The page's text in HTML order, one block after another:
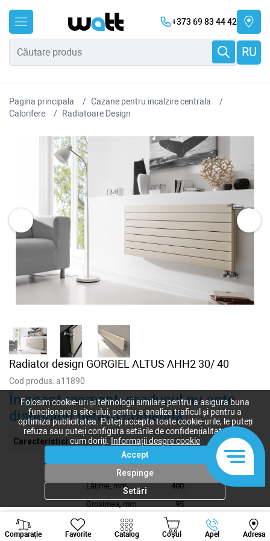
+373 69 83 44 42
RU
Pagina principala
Cazane pentru incalzire centrala
Сalorifere
Radiatoare Design
Radiator design GORGIEL ALTUS AHH2 30/ 40
Cod produs:a11890
În acest moment, produsul nu este
disponibil pentru comandă
Caracteristici
Înalțimea, mm
Lățime, mm
400
Grosimea, mm
95
Dimensiuni tehnice
30/40
Comparație Favorite Catalog Coșul Apel Adresa
Viber Whatsapp
Folosim cookie-uri și tehnologii similare pentru a asigura buna
funcționare a site-ului, pentru a analiza traficul și pentru a
optimiza publicitatea. Puteți accepta toate cookie-urile, le puteți
refuza sau puteți configura setările de confidențialitate după
cum doriți.
Informații despre cookie
Accept
Respinge
Setări